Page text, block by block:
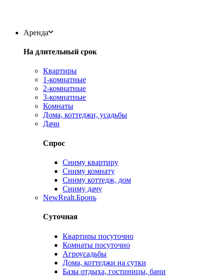
Аренда
На длительный срок
Квартиры
1-комнатные
2-комнатные
3-комнатные
Комнаты
Дома, коттеджи, усадьбы
Дачи
Спрос
Сниму квартиру
Сниму комнату
Сниму коттедж, дом
Сниму дачу
NewRealt.Бронь
Суточная
Квартиры посуточно
Комнаты посуточно
Агроусадьбы
Дома, коттеджи на сутки
Базы отдыха, гостиницы, бани